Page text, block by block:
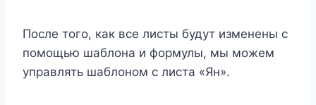
После того, как все листы будут изменены с
помощью шаблона и формулы, мы можем
управлять шаблоном с листа «Ян».